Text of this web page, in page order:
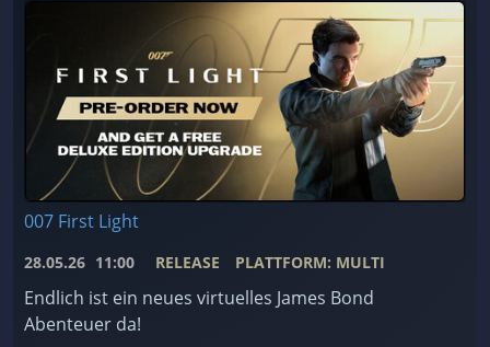
007 First Light
28.05.26 11:00 RELEASE PLATTFORM: MULTI
Endlich ist ein neues virtuelles James Bond
Abenteuer da!